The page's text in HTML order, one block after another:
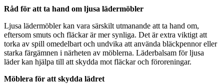
Råd för att ta hand om ljusa lädermöbler
Ljusa lädermöbler kan vara särskilt utmanande att ta hand om,
eftersom smuts och fläckar är mer synliga. Det är extra viktigt att
torka av spill omedelbart och undvika att använda bläckpennor eller
starka färgämnen i närheten av möblerna. Läderbalsam för ljusa
läder kan hjälpa till att skydda mot fläckar och föroreningar.
Möblera för att skydda lädret